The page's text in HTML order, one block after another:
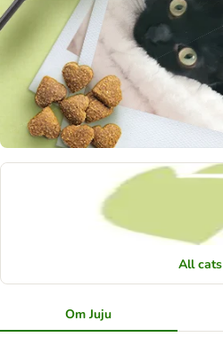
All cats
Om Juju